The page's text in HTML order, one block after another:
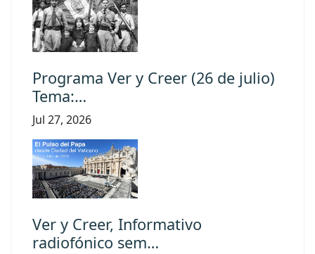
Programa Ver y Creer (26 de julio)
Tema:…
Jul 27, 2026
Ver y Creer, Informativo
radiofónico sem…